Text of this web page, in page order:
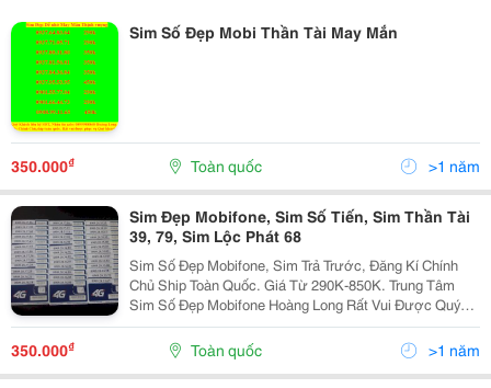
Sim Số Đẹp Mobi Thần Tài May Mắn
350.000₫ Toàn quốc >1 năm
Sim Đẹp Mobifone, Sim Số Tiến, Sim Thần Tài
39, 79, Sim Lộc Phát 68
Sim Số Đẹp Mobifone, Sim Trả Trước, Đăng Kí Chính
Chủ Ship Toàn Quốc. Giá Từ 290K-850K. Trung Tâm
Sim Số Đẹp Mobifone Hoàng Long Rất Vui Được Quý
Khách Ghé Thăm Website:
Https://Www.simdepmobi.com.vn/ Luôn Dc Cập Nhật
Sim Đẹp Mobi Mới Nhấ
350.000₫ Toàn quốc >1 năm